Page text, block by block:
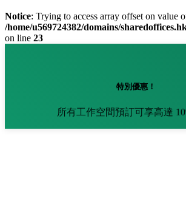
Notice: Trying to access array offset on value
/home/u569724382/domains/
on line 23
特別優惠！
所有工作空間預訂可享高達